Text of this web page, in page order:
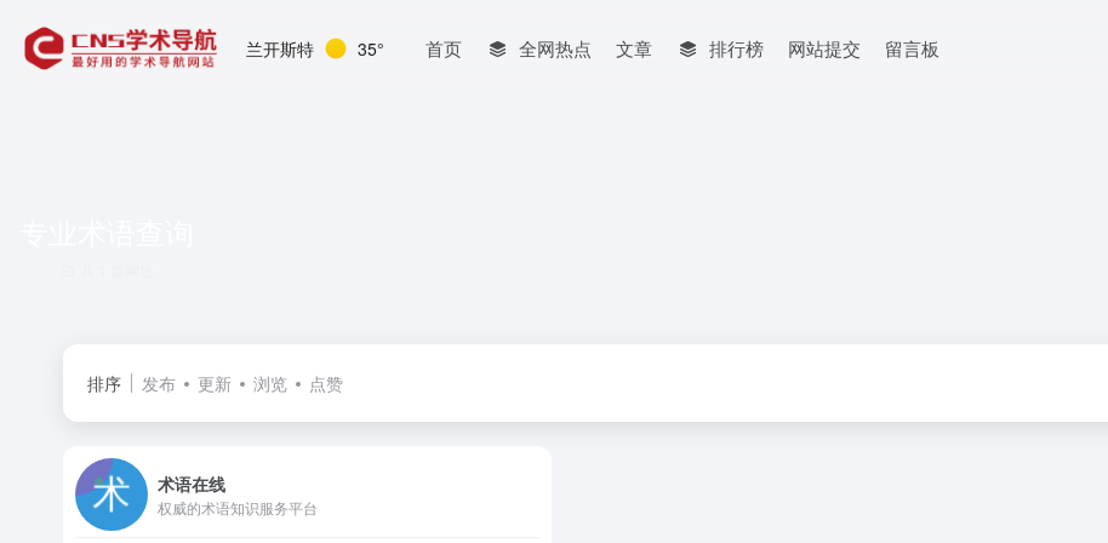
兰开斯特 35° 首页 全网热点 文章 排行榜 网站提交 留言板
排序 发布 更新 浏览 点赞
术语在线
权威的术语知识服务平台